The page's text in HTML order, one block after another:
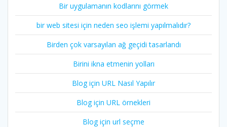
Bir uygulamanın kodlarını görmek
bir web sitesi için neden seo işlemi yapılmalıdır?
Birden çok varsayılan ağ geçidi tasarlandı
Birini ikna etmenin yolları
Blog için URL Nasıl Yapılır
Blog için URL örnekleri
Blog için url seçme